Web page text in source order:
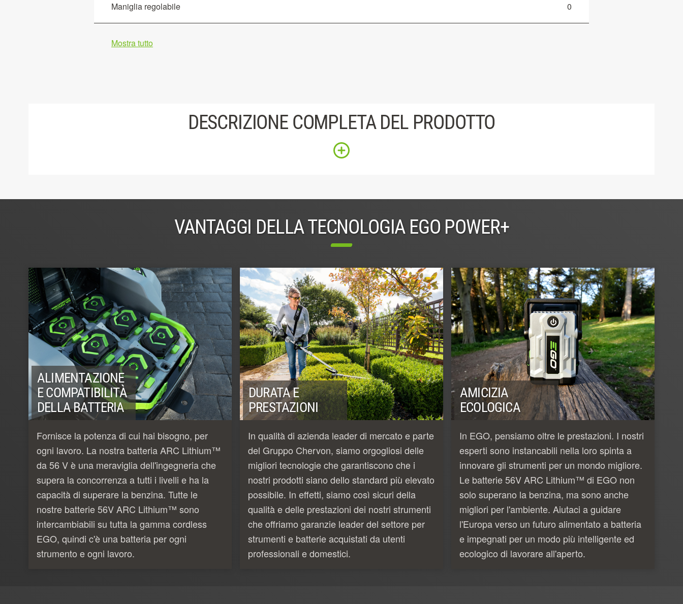
Maniglia regolabile 0
Mostra tutto
DESCRIZIONE COMPLETA DEL PRODOTTO
VANTAGGI DELLA TECNOLOGIA EGO POWER+
ALIMENTAZIONE
E COMPATIBILITÀ
DELLA BATTERIA
Fornisce la potenza di cui hai bisogno, per
ogni lavoro. La nostra batteria ARC Lithium™
da 56 V è una meraviglia dell'ingegneria che
supera la concorrenza a tutti i livelli e ha la
capacità di superare la benzina. Tutte le
nostre batterie 56V ARC Lithium™ sono
intercambiabili su tutta la gamma cordless
EGO, quindi c'è una batteria per ogni
strumento e ogni lavoro.
DURATA E
PRESTAZIONI
In qualità di azienda leader di mercato e parte
del Gruppo Chervon, siamo orgogliosi delle
migliori tecnologie che garantiscono che i
nostri prodotti siano dello standard più elevato
possibile. In effetti, siamo così sicuri della
qualità e delle prestazioni dei nostri strumenti
che offriamo garanzie leader del settore per
strumenti e batterie acquistati da utenti
professionali e domestici.
AMICIZIA
ECOLOGICA
In EGO, pensiamo oltre le prestazioni. I nostri
esperti sono instancabili nella loro spinta a
innovare gli strumenti per un mondo migliore.
Le batterie 56V ARC Lithium™ di EGO non
solo superano la benzina, ma sono anche
migliori per l'ambiente. Aiutaci a guidare
l'Europa verso un futuro alimentato a batteria
e impegnati per un modo più intelligente ed
ecologico di lavorare all'aperto.